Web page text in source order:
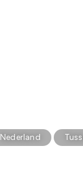
Nederland